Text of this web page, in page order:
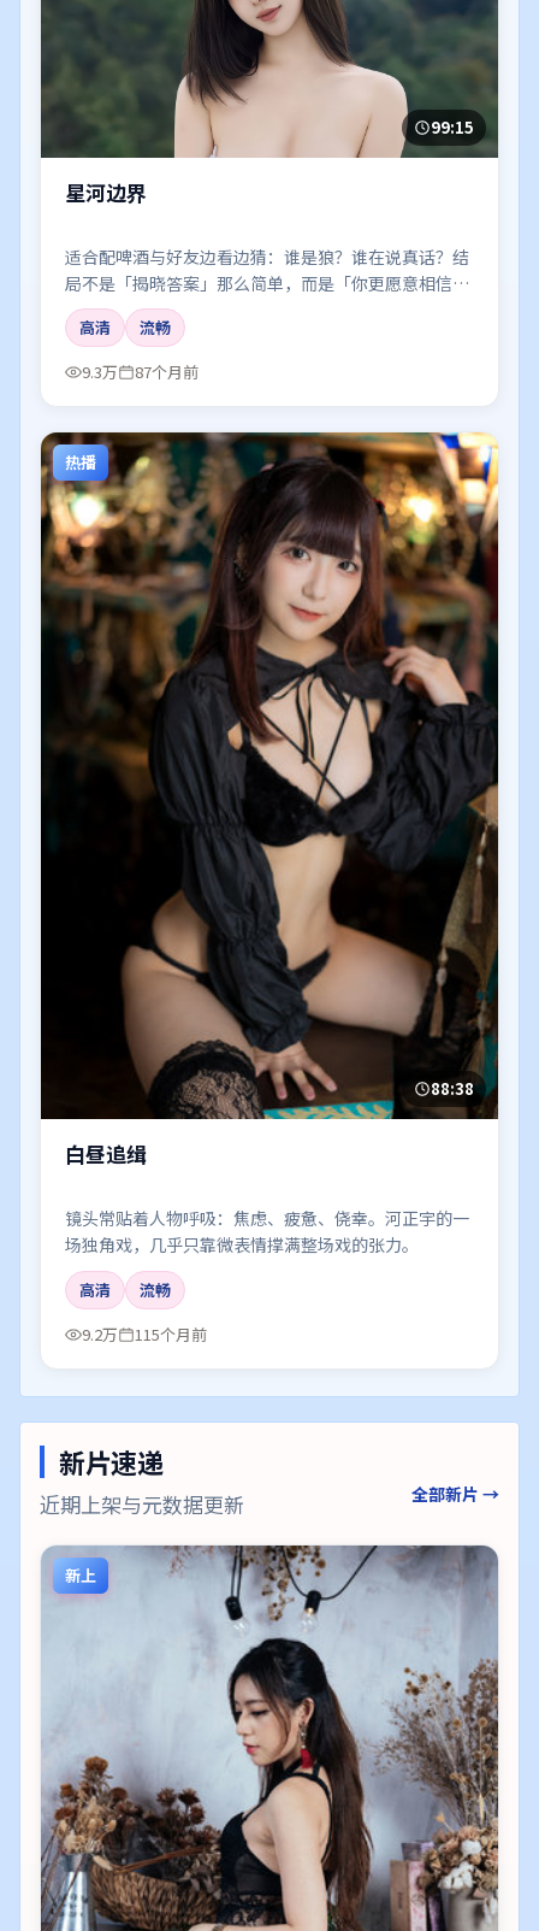
99:15
星河边界
适合配啤酒与好友边看边猜：谁是狼？谁在说真话？结
局不是「揭晓答案」那么简单，而是「你更愿意相信
谁」。
高清
流畅
9.3万
87个月前
热播
88:38
白昼追缉
镜头常贴着人物呼吸：焦虑、疲惫、侥幸。河正宇的一
场独角戏，几乎只靠微表情撑满整场戏的张力。
高清
流畅
9.2万
115个月前
新片速递
近期上架与元数据更新 全部新片 →
新上